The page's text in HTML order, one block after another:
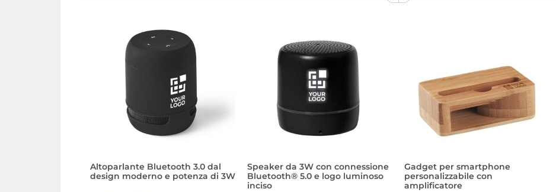
Altoparlante Bluetooth 3.0 dal
design moderno e potenza di 3W
Speaker da 3W con connessione
Bluetooth® 5.0 e logo luminoso
inciso
Gadget per smartphone
personalizzabile con
amplificatore